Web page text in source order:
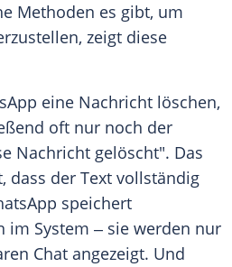
Methoden es gibt, um
zeigt diese
eine Nachricht löschen,
oft nur noch der
Nachricht gelöscht". Das
dass der Text vollständig
speichert
im System ‒ sie werden nur
Chat angezeigt. Und